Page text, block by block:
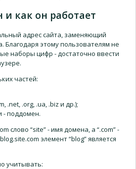
и как он работает
адрес сайта, заменяющий
Благодаря этому пользователям не
наборы цифр - достаточно ввести
частей:
.net, .org, .ua, .biz и др.);
- поддомен.
слово “site” - имя домена, а “.com” -
элемент “blog” является
учитывать: